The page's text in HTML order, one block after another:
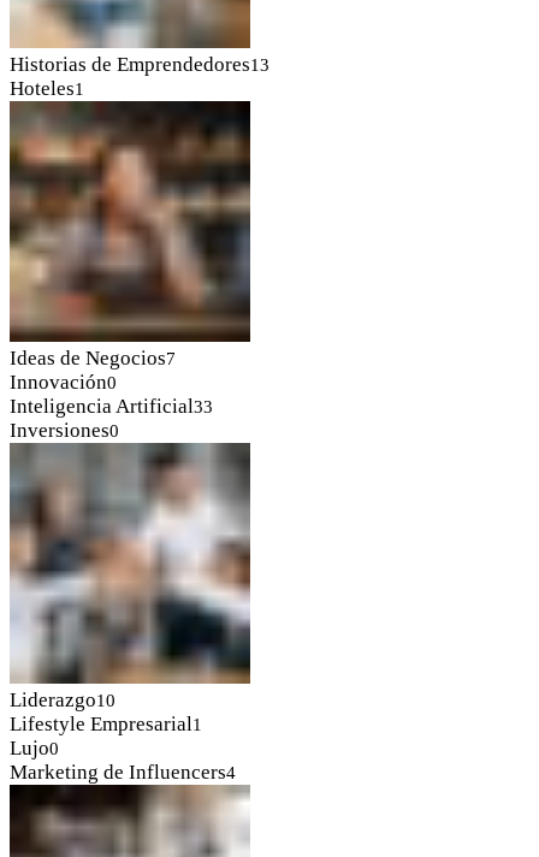
Historias de Emprendedores13
Hoteles1
Ideas de Negocios7
Innovación0
Inteligencia Artificial33
Inversiones0
Liderazgo10
Lifestyle Empresarial1
Lujo0
Marketing de Influencers4